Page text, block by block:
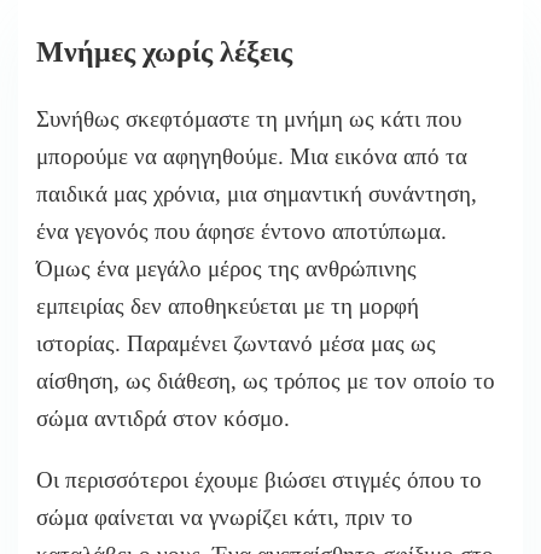
Μνήμες χωρίς λέξεις
Συνήθως σκεφτόμαστε τη μνήμη ως κάτι που
μπορούμε να αφηγηθούμε. Μια εικόνα από τα
παιδικά μας χρόνια, μια σημαντική συνάντηση,
ένα γεγονός που άφησε έντονο αποτύπωμα.
Όμως ένα μεγάλο μέρος της ανθρώπινης
εμπειρίας δεν αποθηκεύεται με τη μορφή
ιστορίας. Παραμένει ζωντανό μέσα μας ως
αίσθηση, ως διάθεση, ως τρόπος με τον οποίο το
σώμα αντιδρά στον κόσμο.
Οι περισσότεροι έχουμε βιώσει στιγμές όπου το
σώμα φαίνεται να γνωρίζει κάτι, πριν το